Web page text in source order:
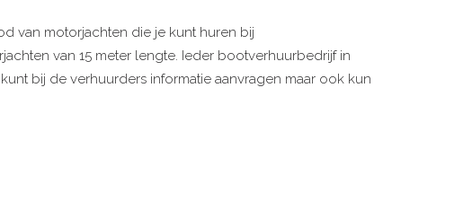
van motorjachten die je kunt huren bij
van 15 meter lengte. Ieder bootverhuurbedrijf in
bij de verhuurders informatie aanvragen maar ook kun